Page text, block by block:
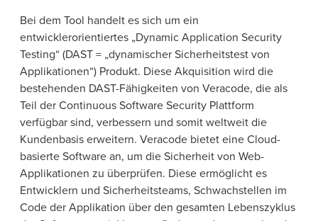
Bei dem Tool handelt es sich um ein
entwicklerorientiertes „Dynamic Application Security
Testing“ (DAST = „dynamischer Sicherheitstest von
Applikationen“) Produkt. Diese Akquisition wird die
bestehenden DAST-Fähigkeiten von Veracode, die als
Teil der Continuous Software Security Plattform
verfügbar sind, verbessern und somit weltweit die
Kundenbasis erweitern. Veracode bietet eine Cloud-
basierte Software an, um die Sicherheit von Web-
Applikationen zu überprüfen. Diese ermöglicht es
Entwicklern und Sicherheitsteams, Schwachstellen im
Code der Applikation über den gesamten Lebenszyklus